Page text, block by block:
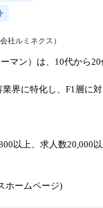
会社ルミネクス）
マン）は、10代から
界に特化し、F1層に
以上、求人数20,000
ホームページ)